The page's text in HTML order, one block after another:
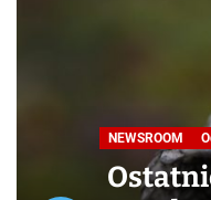
Podróże